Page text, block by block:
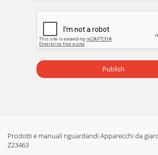
Pagina 20
8 FR/CH Instructions de sécurité / Montage
RISQUE DE BLESSURES ! Vériﬁer que toutes
Pagina 21
Publish
Prodotti e manuali riguardandi Apparecchi da
Z23463